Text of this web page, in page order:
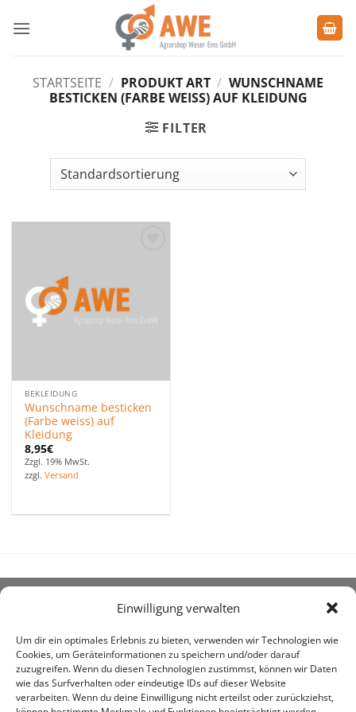
Einwilligung verwalten
Um dir ein optimales Erlebnis zu bieten, verwenden wir Technologien wie
Cookies, um Geräteinformationen zu speichern und/oder darauf
zuzugreifen. Wenn du diesen Technologien zustimmst, können wir Daten
wie das Surfverhalten oder eindeutige IDs auf dieser Website
verarbeiten. Wenn du deine Einwilligung nicht erteilst oder zurückziehst,
Inhalt
STARTSEITE / PRODUKT ART / WUNSCHNAME
BESTICKEN (FARBE WEISS) AUF KLEIDUNG
FILTER
BEKLEIDUNG
Wunschname besticken
(Farbe weiss) auf
Kleidung
8,95€
Zzgl. 19% MwSt.
zzgl.Versand